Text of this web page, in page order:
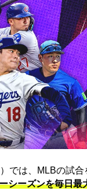
では、MLBの試
シーズンを毎日最